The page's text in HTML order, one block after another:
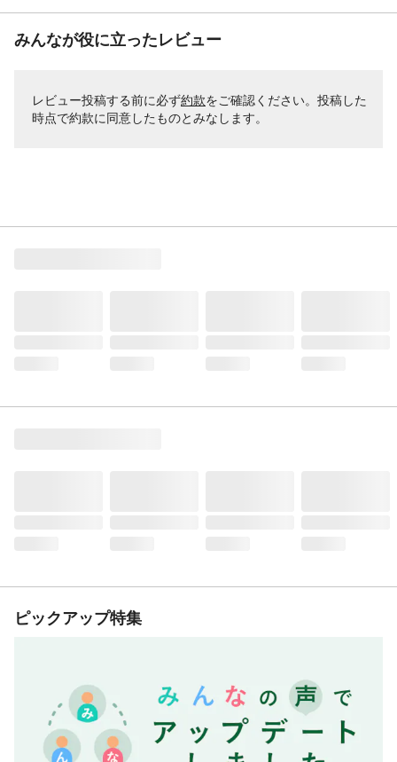
みんなが役に立ったレビュー
レビュー投稿する前に必ず約款をご確認ください。投稿した
時点で約款に同意したものとみなします。
ピックアップ特集